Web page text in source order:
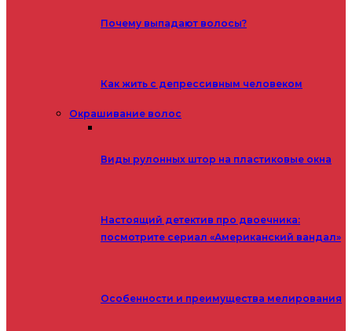
Почему выпадают волосы?
Как жить с депрессивным человеком
Окрашивание волос
Виды рулонных штор на пластиковые окна
Настоящий детектив про двоечника:
посмотрите сериал «Американский вандал»
Особенности и преимущества мелирования